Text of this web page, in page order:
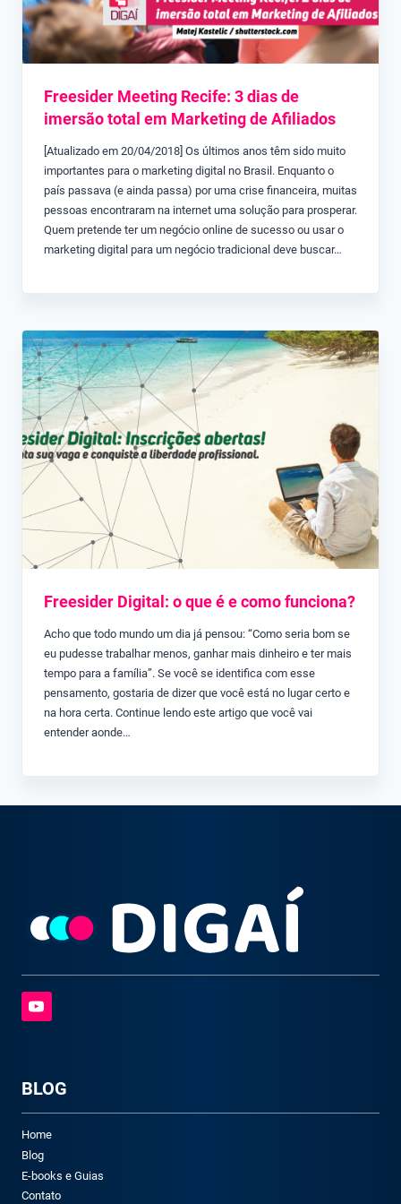
Freesider Meeting Recife: 3 dias de
imersão total em Marketing de Afiliados
[Atualizado em 20/04/2018] Os últimos anos têm sido muito
importantes para o marketing digital no Brasil. Enquanto o
país passava (e ainda passa) por uma crise financeira, muitas
pessoas encontraram na internet uma solução para prosperar.
Quem pretende ter um negócio online de sucesso ou usar o
marketing digital para um negócio tradicional deve buscar…
Freesider Digital: o que é e como funciona?
Acho que todo mundo um dia já pensou: “Como seria bom se
eu pudesse trabalhar menos, ganhar mais dinheiro e ter mais
tempo para a família”. Se você se identifica com esse
pensamento, gostaria de dizer que você está no lugar certo e
na hora certa. Continue lendo este artigo que você vai
entender aonde…
BLOG
Home
Blog
E-books e Guias
Contato